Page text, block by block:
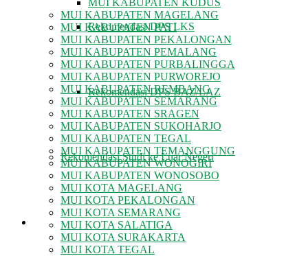
Rekomendasi DPS LKS
Rekomendasi DPS BAZ/LAZ
Rekomendasi Studi ke Luar Negeri
LEMBAGA
MUI KABUPATEN KUDUS
MUI KABUPATEN MAGELANG
MUI KABUPATEN PATI
MUI KABUPATEN PEKALONGAN
MUI KABUPATEN PEMALANG
MUI KABUPATEN PURBALINGGA
MUI KABUPATEN PURWOREJO
MUI KABUPATEN REMBANG
MUI KABUPATEN SEMARANG
MUI KABUPATEN SRAGEN
MUI KABUPATEN SUKOHARJO
MUI KABUPATEN TEGAL
MUI KABUPATEN TEMANGGUNG
MUI KABUPATEN WONOGIRI
MUI KABUPATEN WONOSOBO
MUI KOTA MAGELANG
MUI KOTA PEKALONGAN
MUI KOTA SEMARANG
MUI KOTA SALATIGA
MUI KOTA SURAKARTA
MUI KOTA TEGAL